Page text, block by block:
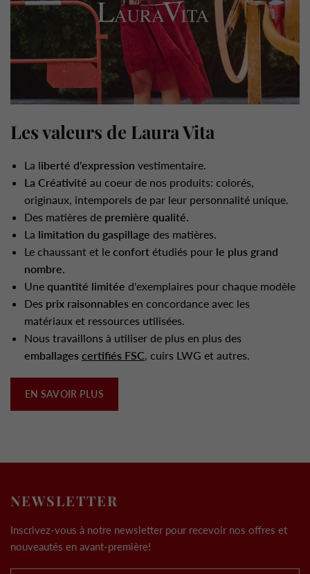
Les valeurs de Laura Vita
La liberté d'expression vestimentaire.
La Créativité au coeur de nos produits: colorés,
originaux, intemporels de par leur personnalité unique.
Des matières de première qualité.
La limitation du gaspillage des matières.
Le chaussant et le confort étudiés pour le plus grand
nombre.
Une quantité limitée d'exemplaires pour chaque modèle
Des prix raisonnables en concordance avec les
matériaux et ressources utilisées.
Nous travaillons à utiliser de plus en plus des
emballages certifiés FSC, cuirs LWG et autres.
EN SAVOIR PLUS
NEWSLETTER
Inscrivez-vous à notre newsletter pour recevoir nos offres et
nouveautés en avant-première!